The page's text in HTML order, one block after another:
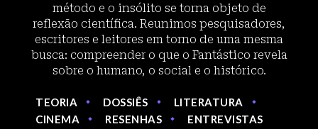
método e o insólito se torna objeto de
reflexão científica. Reunimos pesquisadores,
escritores e leitores em torno de uma mesma
busca: compreender o que o Fantástico revela
sobre o humano, o social e o histórico.
TEORIA DOSSIÊS
LITERATURA
CINEMA
RESENHAS ENTREVISTAS